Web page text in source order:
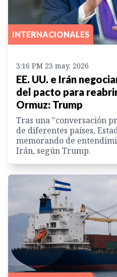
INTERNACIONALES
3:16 PM 23 may. 2026
EE. UU. e Irán
del pacto para
Ormuz: Trump
Tras una "conversación
de diferentes países,
memorando de
Irán, según Trump.